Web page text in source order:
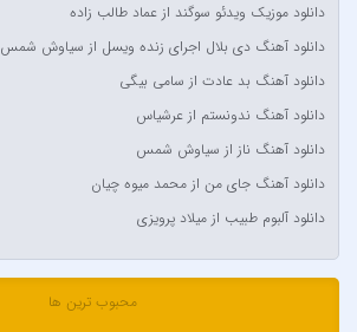
دانلود موزیک ویدئو سوگند از عماد طالب زاده
دانلود آهنگ دی بلال اجرای زنده ویسل از سیاوش شمس
دانلود آهنگ بد عادت از سامی بیگی
دانلود آهنگ ندونستم از عرشیاس
دانلود آهنگ ناز از سیاوش شمس
دانلود آهنگ جای من از محمد میوه چیان
دانلود آلبوم طبیب از میلاد پرویزی
محبوب ترین ها